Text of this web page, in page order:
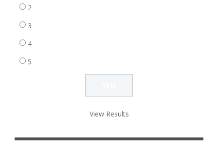
2
3
4
5
View Results